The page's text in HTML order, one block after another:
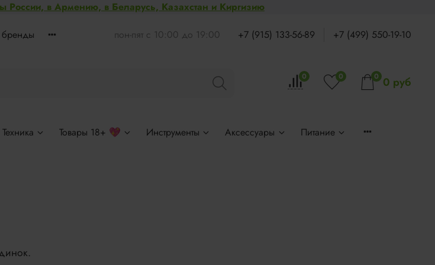
России, в Армению, в Беларусь, Казахстан и Киргизию
бренды пон-пят с 10:00 до 19:00 +7 (915) 133-56-89 +7 (499) 550-19-10
0 0 0 0 руб
Техника Товары 18+ 💖 Инструменты Аксессуары Питание